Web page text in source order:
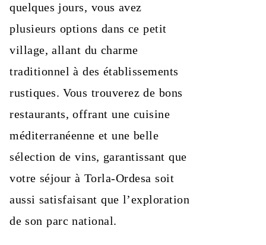
quelques jours, vous avez
plusieurs options dans ce petit
village, allant du charme
traditionnel à des établissements
rustiques. Vous trouverez de bons
restaurants, offrant une cuisine
méditerranéenne et une belle
sélection de vins, garantissant que
votre séjour à Torla-Ordesa soit
aussi satisfaisant que l’exploration
de son parc national.